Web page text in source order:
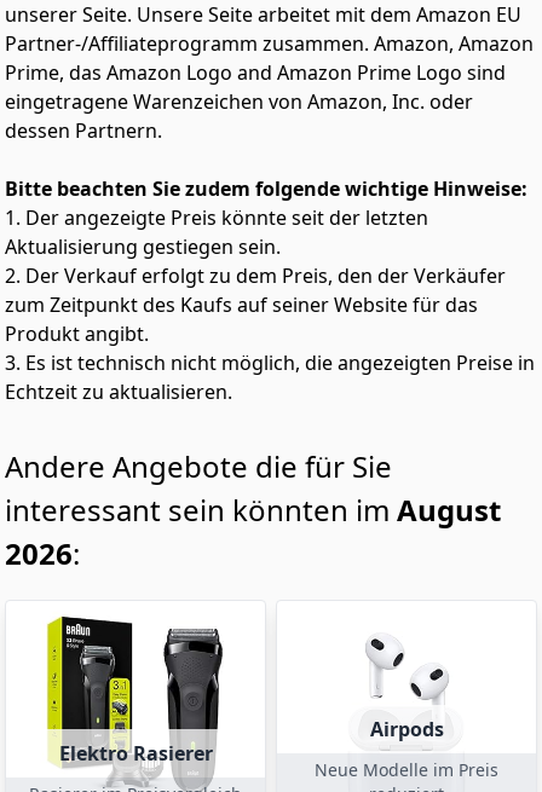
unserer Seite. Unsere Seite arbeitet mit dem Amazon EU
Partner-/Affiliateprogramm zusammen. Amazon, Amazon
Prime, das Amazon Logo and Amazon Prime Logo sind
eingetragene Warenzeichen von Amazon, Inc. oder
dessen Partnern.
Bitte beachten Sie zudem folgende wichtige Hinweise:
1. Der angezeigte Preis könnte seit der letzten
Aktualisierung gestiegen sein.
2. Der Verkauf erfolgt zu dem Preis, den der Verkäufer
zum Zeitpunkt des Kaufs auf seiner Website für das
Produkt angibt.
3. Es ist technisch nicht möglich, die angezeigten Preise in
Echtzeit zu aktualisieren.
Andere Angebote die für Sie
interessant sein könnten im August
2026:
Elektro Rasierer
Airpods
Neue Modelle im Preis